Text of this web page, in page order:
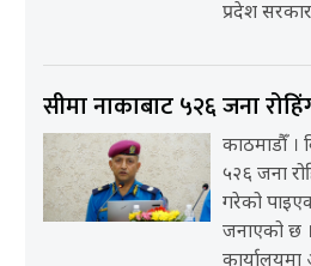
प्रदेश
सीमा नाकाबाट ५२६ जना
काठमाडौँ ।
५२६ जना
गरेको
जनाएको छ ।